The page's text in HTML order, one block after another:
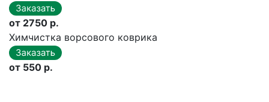
от 2750 р.
Химчистка ворсового коврика
от 550 р.